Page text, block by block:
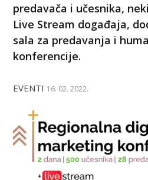
predavača i učesnika,
Live Stream događaja,
sala za predavanja i
konferencije.
EVENTI 16. 02. 2022.